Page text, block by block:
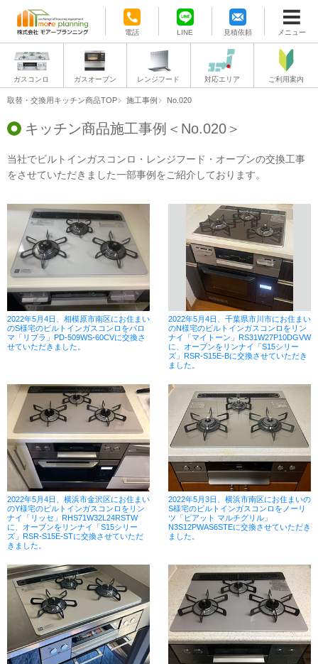
電話 LINE 見積依頼 メニュー
ガスコンロ ガスオーブン レンジフード 対応エリア ご利用案内
取替・交換用キッチン商品TOP 施工事例 No.020
キッチン商品施工事例＜No.020＞
当社でビルトインガスコンロ・レンジフード・オーブンの交換工事
をさせていただきました一部事例をご紹介しております。
2022年5月4日、相模原市南区にお住まい
のS様宅のビルトインガスコンロをパロ
マ「リプラ」PD-509WS-60CVに交換さ
せていただきました。
2022年5月4日、千葉県市川市にお住まい
のN様宅のビルトインガスコンロをリン
ナイ「マイトーン」RS31W27P10DGVW
に、オーブンをリンナイ「S15シリー
ズ」RSR-S15E-Bに交換させていただき
ました。
2022年5月4日、横浜市金沢区にお住まい
のY様宅のビルトインガスコンロをリン
ナイ「リッセ」RHS71W32L24RSTW
に、オーブンをリンナイ「S15シリー
ズ」RSR-S15E-STに交換させていただ
きました。
2022年5月3日、横浜市南区にお住まいの
S様宅のビルトインガスコンロをノーリ
ツ「ピアット マルチグリル」
N3S12PWAS6STEに交換させていただき
ました。